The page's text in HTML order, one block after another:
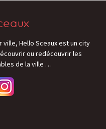
ville, Hello Sceaux est un city
ou redécouvrir les
de la ville …